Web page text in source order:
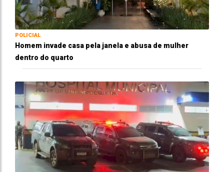
POLICIAL
Homem invade casa pela janela e abusa de mulher
dentro do quarto